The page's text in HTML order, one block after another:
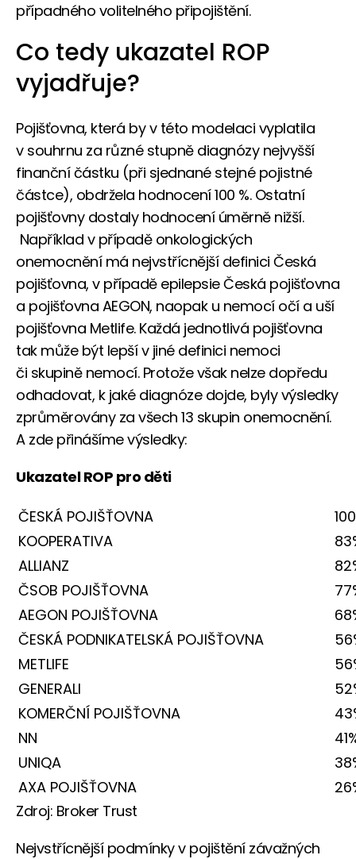
případného volitelného připojištění.
Co tedy ukazatel ROP
vyjadřuje?
Pojišťovna, která by v této modelaci vyplatila
v souhrnu za různé stupně diagnózy nejvyšší
finanční částku (při sjednané stejné pojistné
částce), obdržela hodnocení 100 %. Ostatní
pojišťovny dostaly hodnocení úměrně nižší.
Například v případě onkologických
onemocnění má nejvstřícnější definici Česká
pojišťovna, v případě epilepsie Česká pojišťovna
a pojišťovna AEGON, naopak u nemocí očí a uší
pojišťovna Metlife. Každá jednotlivá pojišťovna
tak může být lepší v jiné definici nemoci
či skupině nemocí. Protože však nelze dopředu
odhadovat, k jaké diagnóze dojde, byly výsledky
zprůměrovány za všech 13 skupin onemocnění.
A zde přinášíme výsledky:
Ukazatel ROP pro děti
ČESKÁ POJIŠŤOVNA
KOOPERATIVA
ALLIANZ
ČSOB POJIŠŤOVNA
AEGON POJIŠŤOVNA
ČESKÁ PODNIKATELSKÁ POJIŠŤOVNA
METLIFE
GENERALI
KOMERČNÍ POJIŠŤOVNA
NN
UNIQA
AXA POJIŠŤOVNA
Zdroj: Broker Trust
Nejvstřícnější podmínky v pojištění závažných